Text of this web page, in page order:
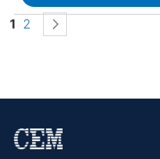
Seite
Sie lesen gerade die Seite
1 Seite
2